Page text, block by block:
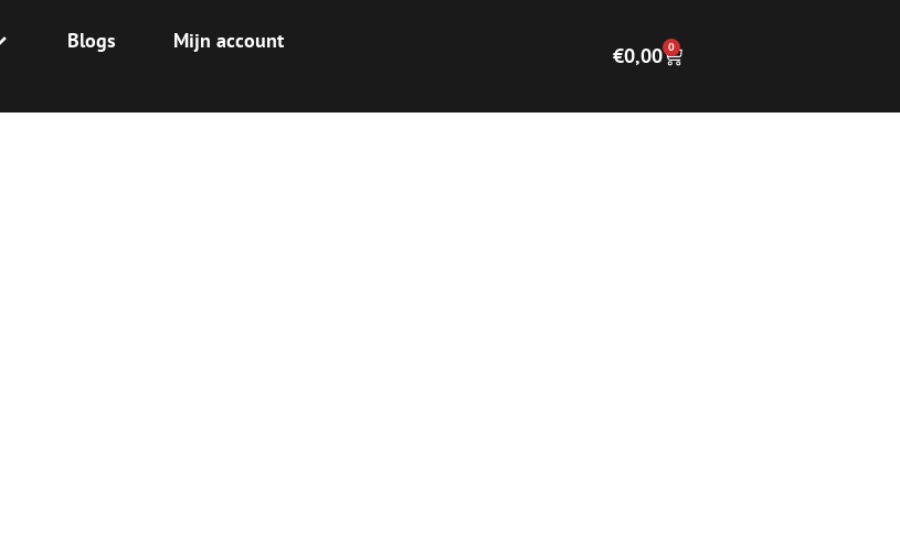
Blogs Mijn account
€0,00 0